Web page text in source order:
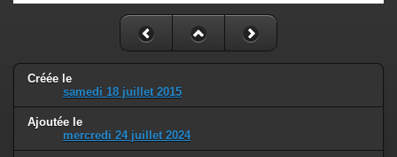
Créée le
samedi 18 juillet 2015
Ajoutée le
mercredi 24 juillet 2024